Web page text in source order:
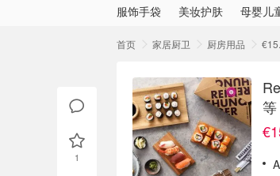
服饰手袋 美妆护肤 母婴儿
首页 家居厨卫 厨房用品
等
1